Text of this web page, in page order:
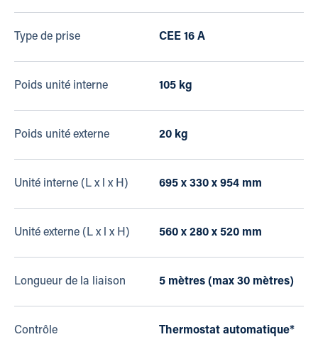
Type de prise CEE 16 A
Poids unité interne 105 kg
Poids unité externe 20 kg
Unité interne (L x l x H) 695 x 330 x 954 mm
Unité externe (L x l x H) 560 x 280 x 520 mm
Longueur de la liaison 5 mètres (max 30 mètres)
Contrôle Thermostat automatique*